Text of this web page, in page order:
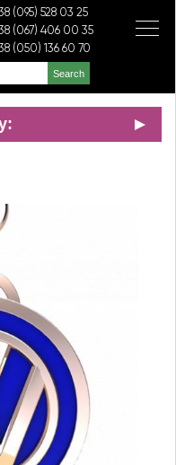
(095) 528 03 25
(067) 406 00 35
(050) 136 60 70